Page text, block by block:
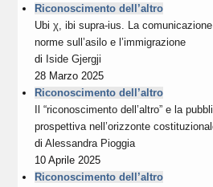
Riconoscimento dell’altro
Ubi χ, ibi supra-ius. La
norme sull’asilo e l’immigrazione
di Iside Gjergji
28 Marzo 2025
Riconoscimento dell’altro
Il “riconoscimento dell’altro” e la
prospettiva nell’orizzonte
diAlessandra Pioggia
10 Aprile 2025
Riconoscimento dell’altro